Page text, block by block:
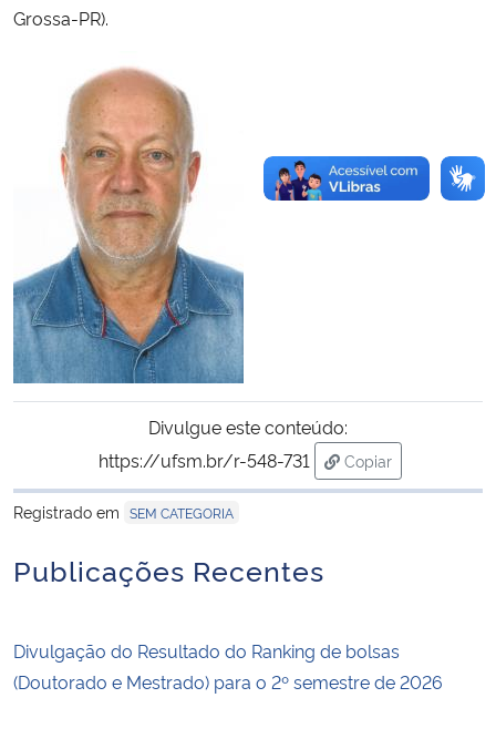
Grossa-PR).
Divulgue este conteúdo:
https://ufsm.br/r-548-731
Copiar
para área de
Registrado em SEM CATEGORIA
Publicações Recentes
Divulgação do Resultado do Ranking de bolsas
(Doutorado e Mestrado) para o 2º semestre de 2026